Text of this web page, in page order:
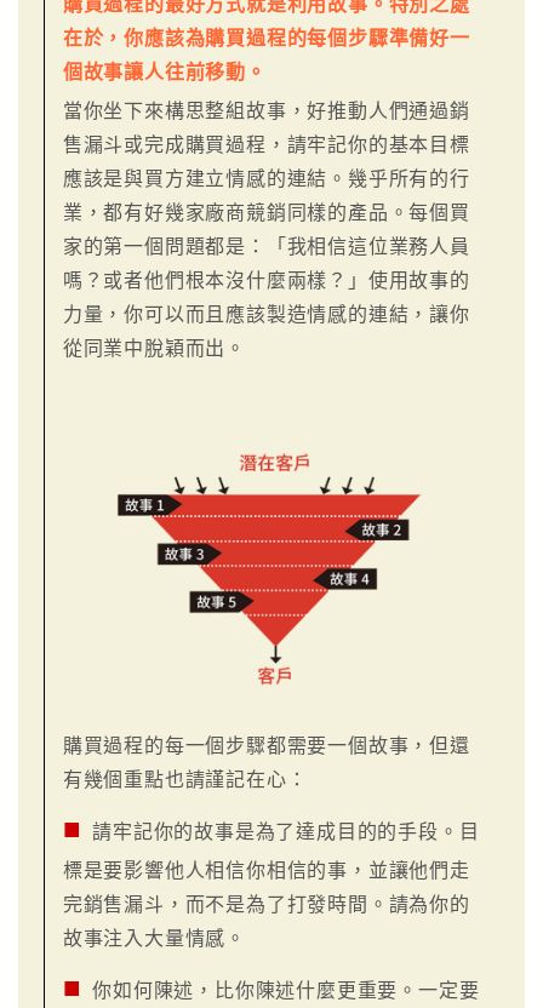
購買過程的最好方式就是利用故事。特別之處
在於，你應該為購買過程的每個步驟準備好一
個故事讓人往前移動。
當你坐下來構思整組故事，好推動人們通過銷
售漏斗或完成購買過程，請牢記你的基本目標
應該是與買方建立情感的連結。幾乎所有的行
業，都有好幾家廠商競銷同樣的產品。每個買
家的第一個問題都是：「我相信這位業務人員
嗎？或者他們根本沒什麼兩樣？」使用故事的
力量，你可以而且應該製造情感的連結，讓你
從同業中脫穎而出。
購買過程的每一個步驟都需要一個故事，但還
有幾個重點也請謹記在心：
■請牢記你的故事是為了達成目的的手段。目
標是要影響他人相信你相信的事，並讓他們走
完銷售漏斗，而不是為了打發時間。請為你的
故事注入大量情感。
■你如何陳述，比你陳述什麼更重要。一定要